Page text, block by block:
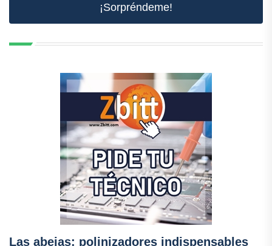
¡Sorpréndeme!
Las abejas: polinizadores indispensables